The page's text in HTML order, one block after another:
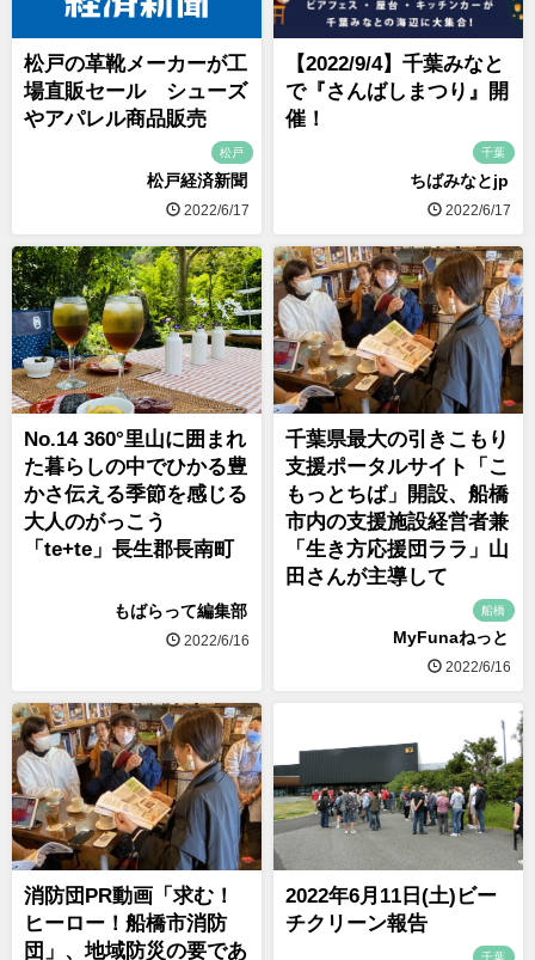
松戸の革靴メーカーが工
場直販セール シューズ
やアパレル商品販売
松戸
松戸経済新聞
2022/6/17
【2022/9/4】千葉みなと
で『さんばしまつり』開
催！
千葉
ちばみなとjp
2022/6/17
No.14 360°里山に囲まれ
た暮らしの中でひかる豊
かさ伝える季節を感じる
大人のがっこう
「te+te」長生郡長南町
もばらって編集部
2022/6/16
千葉県最大の引きこもり
支援ポータルサイト「こ
もっとちば」開設、船橋
市内の支援施設経営者兼
「生き方応援団ララ」山
田さんが主導して
船橋
MyFunaねっと
2022/6/16
消防団PR動画「求む！
ヒーロー！船橋市消防
団」、地域防災の要であ
2022年6月11日(土)ビー
チクリーン報告
千葉